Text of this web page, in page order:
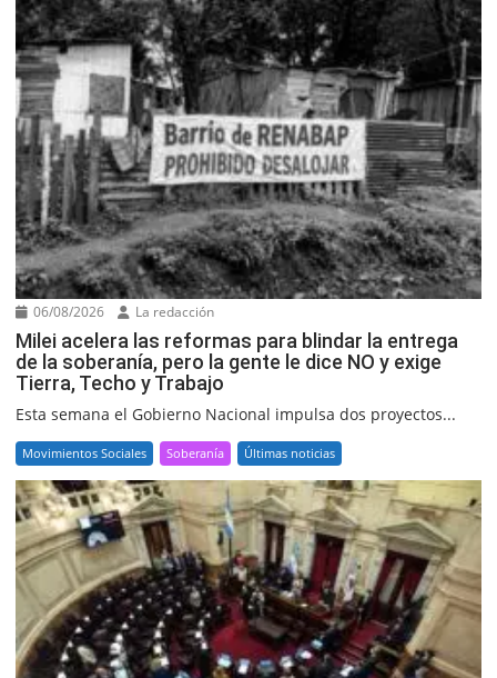
06/08/2026 La redacción
Milei acelera las reformas para blindar la entrega
de la soberanía, pero la gente le dice NO y exige
Tierra, Techo y Trabajo
Esta semana el Gobierno Nacional impulsa dos proyectos...
Movimientos Sociales Soberanía Últimas noticias